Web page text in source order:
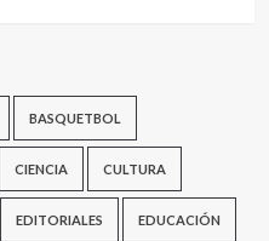
BASQUETBOL
CIENCIA CULTURA
EDITORIALES EDUCACIÓN